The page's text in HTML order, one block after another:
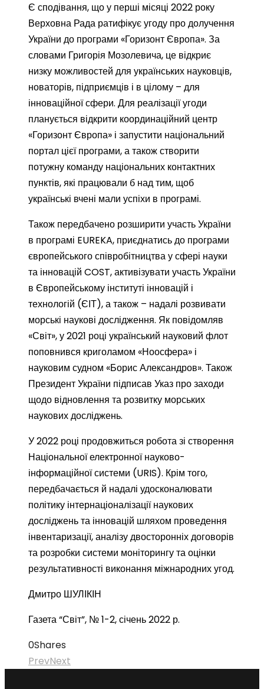
Є сподівання, що у перші місяці 2022 року
Верховна Рада ратифікує угоду про долучення
України до програми «Горизонт Європа». За
словами Григорія Мозолевича, це відкриє
низку можливостей для українських науковців,
новаторів, підприємців і в цілому – для
інноваційної сфери. Для реалізації угоди
планується відкрити координаційний центр
«Горизонт Європа» і запустити національний
портал цієї програми, а також створити
потужну команду національних контактних
пунктів, які працювали б над тим, щоб
українські вчені мали успіхи в програмі.
Також передбачено розширити участь України
в програмі EUREKA, приєднатись до програми
європейського співробітництва у сфері науки
та інновацій COST, активізувати участь України
в Європейському інституті інновацій і
технологій (ЄІТ), а також – надалі розвивати
морські наукові дослідження. Як повідомляв
«Світ», у 2021 році український науковий флот
поповнився криголамом «Ноосфера» і
науковим судном «Борис Александров». Також
Президент України підписав Указ про заходи
щодо відновлення та розвитку морських
наукових досліджень.
У 2022 році продовжиться робота зі створення
Національної електронної науково-
інформаційної системи (URIS). Крім того,
передбачається й надалі удосконалювати
політику інтернаціоналізації наукових
досліджень та інновацій шляхом проведення
інвентаризації, аналізу двосторонніх договорів
та розробки системи моніторингу та оцінки
результативності виконання міжнародних угод.
Дмитро ШУЛІКІН
Газета “Світ”, № 1-2, січень 2022 р.
0Shares
PrevNext